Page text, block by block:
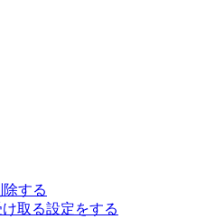
する
取る設定をする